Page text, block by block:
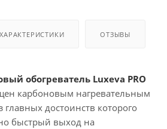
ХАРАКТЕРИСТИКИ ОТЗЫВЫ
обогреватель Luxeva PRO
карбоновым нагревательным
достоинств которого
быстрый выход на